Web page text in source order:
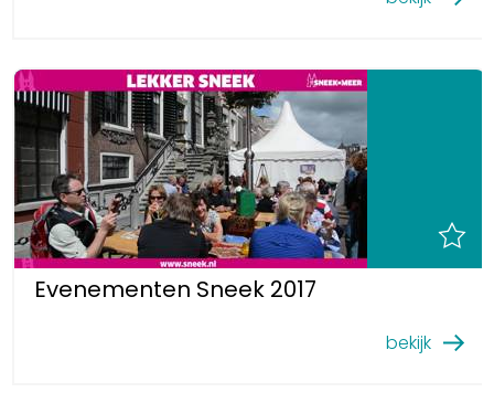
Evenementen Sneek 2017
bekijk